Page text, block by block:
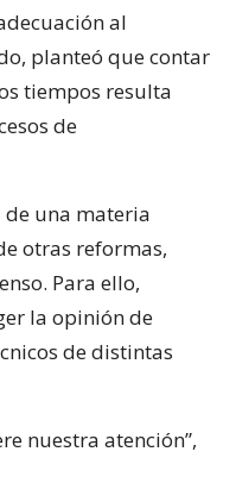
al
planteó que contar
tiempos resulta
de
de una materia
otras reformas,
Para ello,
la opinión de
de distintas
nuestra atención”,